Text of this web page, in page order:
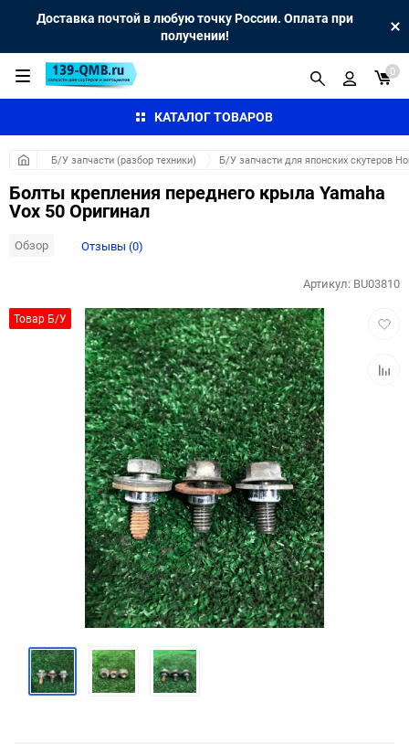
Доставка почтой в любую точку России. Оплата при
получении!
КАТАЛОГ ТОВАРОВ
0
Б/У запчасти (разбор техники) Б/У запчасти для японских скутеров
Болты крепления переднего крыла Yamaha
Vox 50 Оригинал
Обзор Отзывы (0)
Товар Б/У
Артикул: BU03810